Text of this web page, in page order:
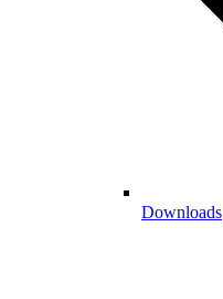
Downloads